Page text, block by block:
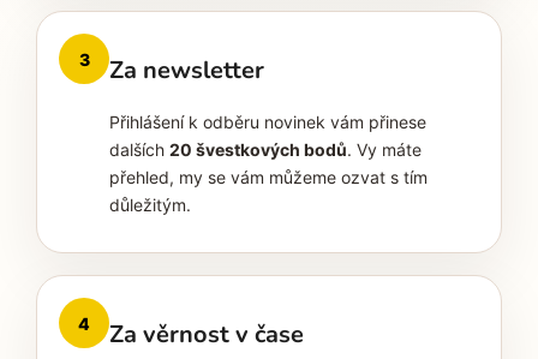
3 Za newsletter
Přihlášení k odběru novinek vám přinese
dalších 20 švestkových bodů. Vy máte
přehled, my se vám můžeme ozvat s tím
důležitým.
4 Za věrnost v čase